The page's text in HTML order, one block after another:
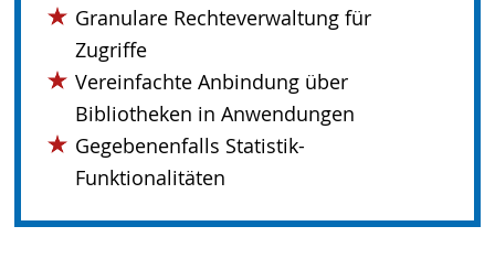
Granulare Rechteverwaltung für
Zugriffe
Vereinfachte Anbindung über
Bibliotheken in Anwendungen
Gegebenenfalls Statistik-
Funktionalitäten